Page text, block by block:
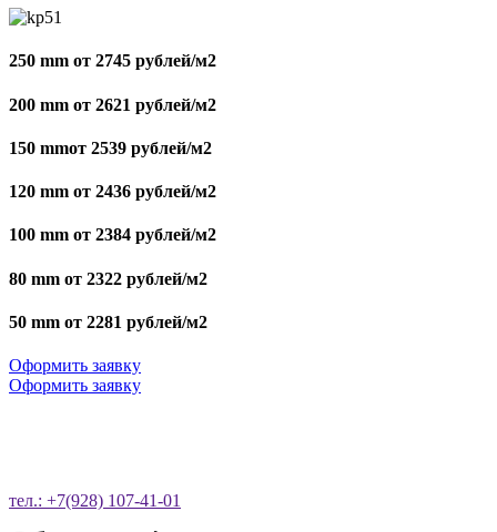
250 mm от 2745 рублей/м2
200 mm от 2621 рублей/м2
150 mmот 2539 рублей/м2
120 mm от 2436 рублей/м2
100 mm от 2384 рублей/м2
80 mm от 2322 рублей/м2
50 mm от 2281 рублей/м2
Оформить заявку
Оформить заявку
тел.: +7(928) 107-41-01